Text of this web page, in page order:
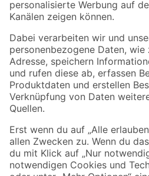
Folge uns
Zahlungsarten
Sicher einkaufen
Jetzt die toom-App herunterladen